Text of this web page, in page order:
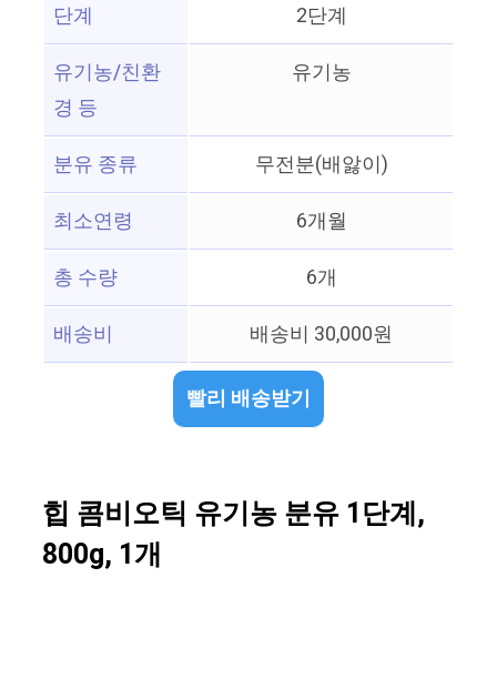
단계
2단계
유기농/친환
경 등
유기농
분유 종류
무전분(배앓이)
최소연령
6개월
총 수량
6개
배송비
배송비 30,000원
빨리 배송받기
힙 콤비오틱 유기농 분유 1단계,
800g, 1개